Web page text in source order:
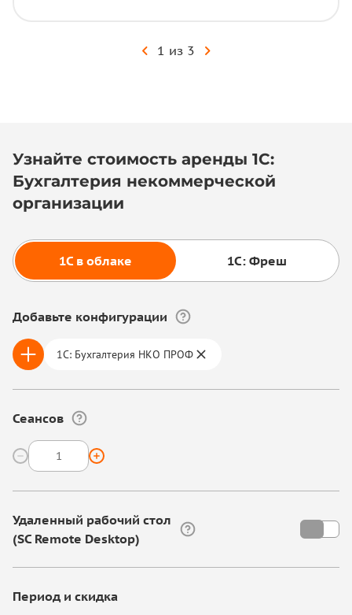
1 из 3
Узнайте стоимость аренды 1С:
Бухгалтерия некоммерческой
организации
1С в облаке 1С: Фреш
Добавьте конфигурации
1С: Бухгалтерия НКО ПРОФ
Сеансов
Удаленный рабочий стол
(SC Remote Desktop)
Период и скидка